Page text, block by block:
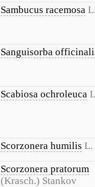
Sambucus racemosa
Sanguisorba
Scabiosa ochroleuca
Scorzonera humilis L.
Scorzonera pratorum
(Krasch.) Stankov